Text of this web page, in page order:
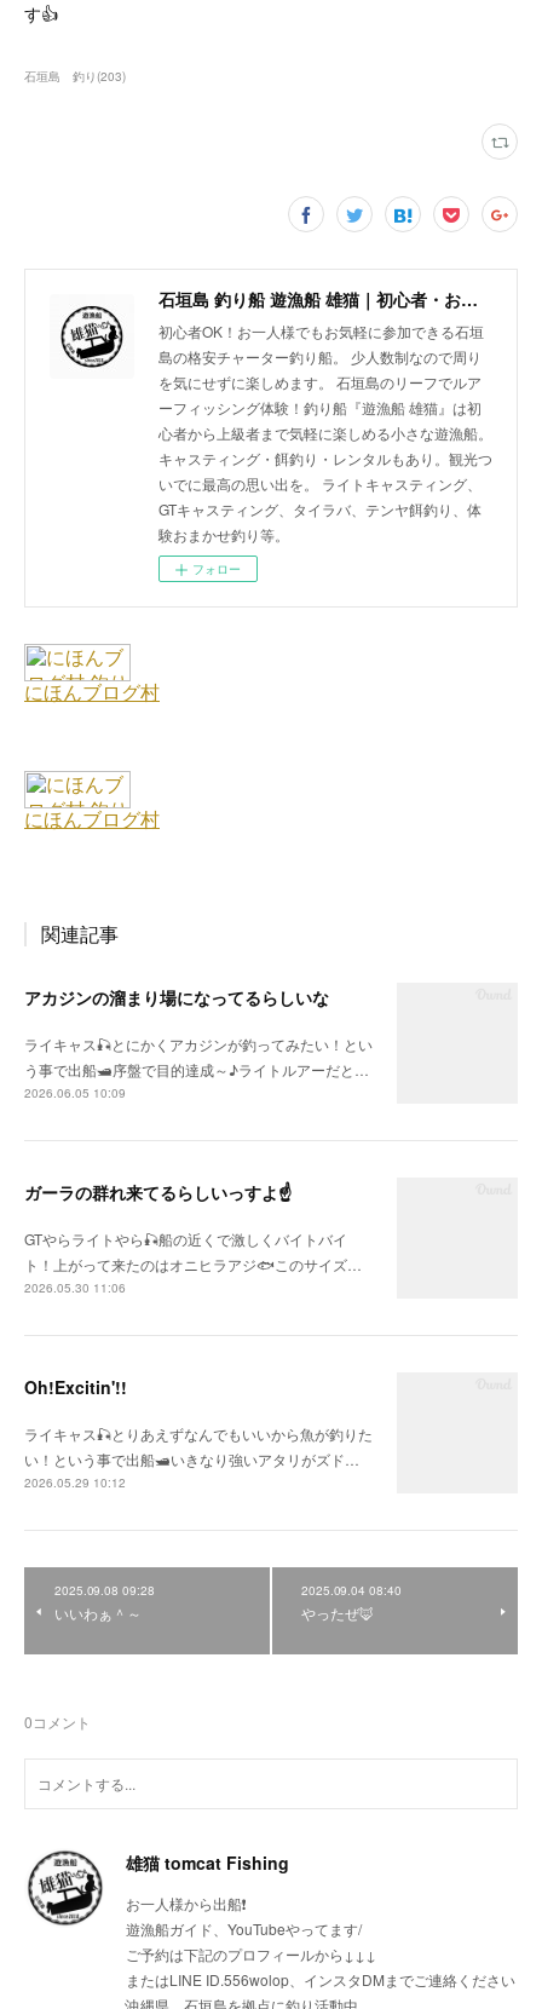
す👍
石垣島 釣り(203)
石垣島 釣り船 遊漁船 雄猫｜初心者・お一人様歓迎の少人数制チャーターボート
初心者OK！お一人様でもお気軽に参加できる石垣
島の格安チャーター釣り船。 少人数制なので周り
を気にせずに楽しめます。 石垣島のリーフでルア
ーフィッシング体験！釣り船『遊漁船 雄猫』は初
心者から上級者まで気軽に楽しめる小さな遊漁船。
キャスティング・餌釣り・レンタルもあり。観光つ
いでに最高の思い出を。 ライトキャスティング、
GTキャスティング、タイラバ、テンヤ餌釣り、体
験おまかせ釣り等。
フォロー
関連記事
アカジンの溜まり場になってるらしいな
ライキャス🎣とにかくアカジンが釣ってみたい！とい
う事で出船🛥序盤で目的達成～♪ライトルアーだと…
2026.06.05 10:09
ガーラの群れ来てるらしいっすよ☝
GTやらライトやら🎣船の近くで激しくバイトバイ
ト！上がって来たのはオニヒラアジ🐟このサイズ…
2026.05.30 11:06
Oh!Excitin'!!
ライキャス🎣とりあえずなんでもいいから魚が釣りた
い！という事で出船🛥いきなり強いアタリがズド…
2026.05.29 10:12
2025.09.08 09:28
いいわぁ＾～
2025.09.04 08:40
やったぜ🦊
0コメント
雄猫 tomcat Fishing
お一人様から出船❗
遊漁船ガイド、YouTubeやってます/
ご予約は下記のプロフィールから↓↓↓
またはLINE ID.556wolop、インスタDMまでご連絡ください
沖縄県、石垣島を拠点に釣り活動中